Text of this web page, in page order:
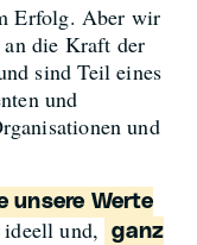
Erfolg. Aber wir
die Kraft der
sind Teil eines
und
und
unsere Werte
und,
ganz